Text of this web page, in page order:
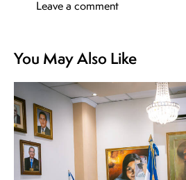
You May Also Like